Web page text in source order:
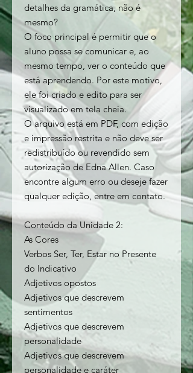
detalhes da gramática, não é
mesmo?
O foco principal é permitir que o
aluno possa se comunicar e, ao
mesmo tempo, ver o conteúdo que
está aprendendo. Por este motivo,
ele foi criado e edito para ser
visualizado em tela cheia.
O arquivo está em PDF, com edição
e impressão restrita e não deve ser
redistribuído ou revendido sem
autorização de Edna Allen. Caso
encontre algum erro ou deseje fazer
qualquer edição, entre em contato.
Conteúdo da Unidade 2:
As Cores
Verbos Ser, Ter, Estar no Presente
do Indicativo
Adjetivos opostos
Adjetivos que descrevem
sentimentos
Adjetivos que descrevem
personalidade
Adjetivos que descrevem
personalidade e caráter